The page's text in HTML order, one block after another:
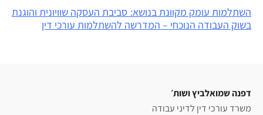
השתלמות עומק מקוונת בנושא: סביבת העסקה שוויונית והוגנת
בשוק העבודה הנוכחי – המדרשה להשתלמות עורכי דין
דפנה שמואלביץ ושות׳
משרד עורכי דין לדיני עבודה